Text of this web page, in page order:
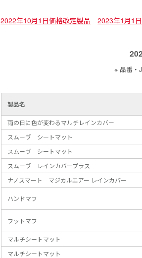
2022年10月1日価格改定製品 2023年1月1
※ 品番・
製品名
雨の日に色が変わるマルチレインカバー
スムーヴ シートマット
スムーヴ シートマット
スムーヴ レインカバープラス
ナノスマート マジカルエアー レインカバー
ハンドマフ
フットマフ
マルチシートマット
マルチシートマット